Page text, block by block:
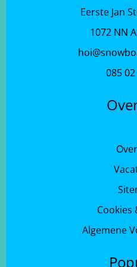
Eerste Jan
1072 NN
085
Cookies
Algemene